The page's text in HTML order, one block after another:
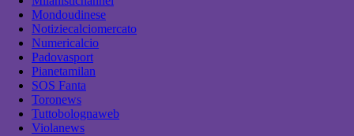
Mondoudinese
Notiziecalciomercato
Numericalcio
Padovasport
Pianetamilan
SOS Fanta
Toronews
Tuttobolognaweb
Violanews